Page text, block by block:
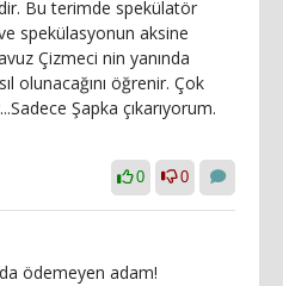
Bu terimde spekülatör
spekülasyonun aksine
Çizmeci nin yanında
olunacağını öğrenir. Çok
Şapka çıkarıyorum.
0 0
ödemeyen adam!